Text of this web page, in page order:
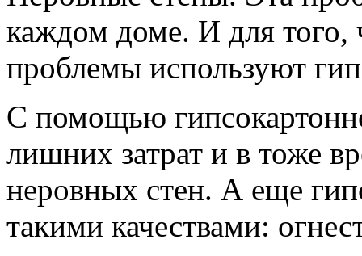
каждом доме. И для того,
проблемы используют
С помощью
лишних затрат и в тоже
неровных стен. А еще
такими качествами: